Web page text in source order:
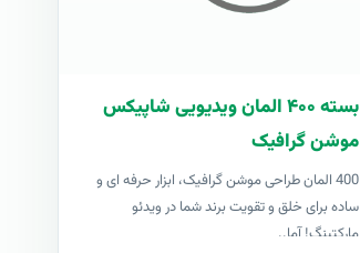
بسته ۴۰۰ المان ویدیویی شاپیکس
موشن گرافیک
400 المان طراحی موشن گرافیک، ابزار حرفه ای و
ساده برای خلق و تقویت برند شما در ویدئو
مارکتینگ! آما..